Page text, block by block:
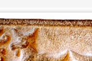
ناصری فرد